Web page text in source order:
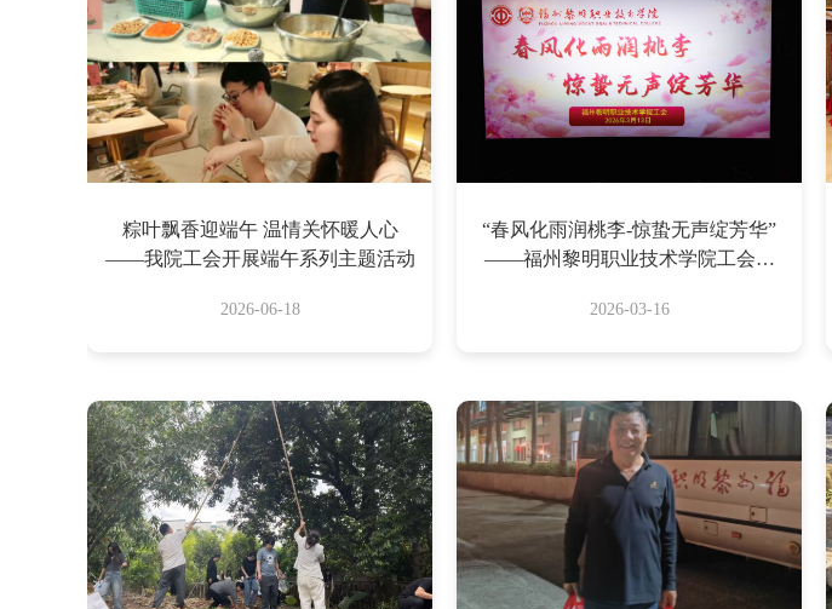
粽叶飘香迎端午 温情关怀暖人心
——我院工会开展端午系列主题活动
2026-06-18
“春风化雨润桃李-惊蛰无声绽芳华”
——福州黎明职业技术学院工会庆
2026-03-16